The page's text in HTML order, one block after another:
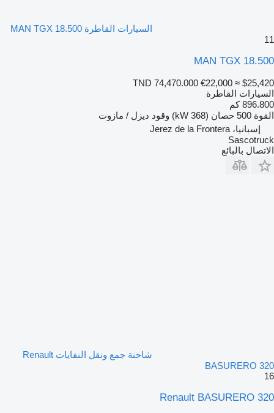
السيارات القاطرة MAN TGX 18.500
11
MAN TGX 18.500
TND 74,470.000 €22,000 ≈ $25,420
السيارات القاطرة
896.800 كم
القوة 500 حصان (368 kW) وقود ديزل / مازوت
إسبانيا، Jerez de la Frontera
Sascotruck
الاتصال بالبائع
شاحنة جمع ونقل النفايات Renault
BASURERO 320
16
Renault BASURERO 320